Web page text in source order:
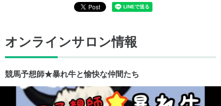
オンラインサロン情報
競馬予想師★暴れ牛と愉快な仲間たち